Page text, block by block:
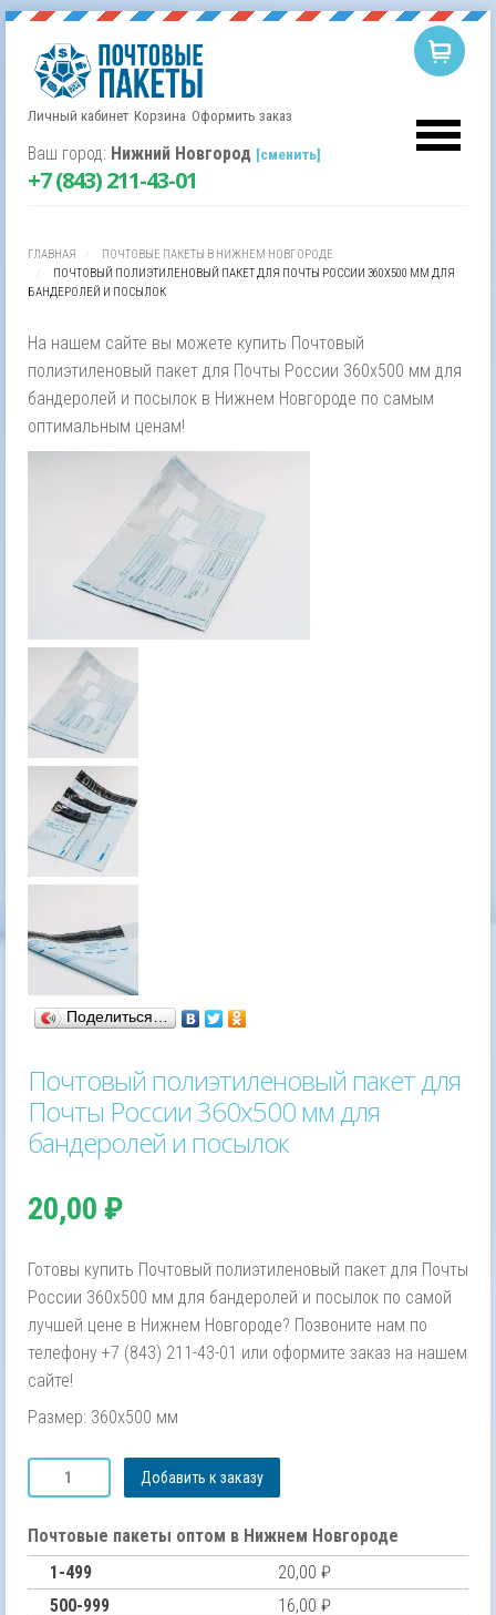
Личный кабинет Корзина Оформить заказ
Ваш город: Нижний Новгород [сменить]
+7 (843) 211-43-01
ГЛАВНАЯ
ПОЧТОВЫЕ ПАКЕТЫ В НИЖНЕМ НОВГОРОДЕ
ПОЧТОВЫЙ ПОЛИЭТИЛЕНОВЫЙ ПАКЕТ ДЛЯ ПОЧТЫ РОССИИ 360Х500 ММ ДЛЯ
БАНДЕРОЛЕЙ И ПОСЫЛОК
На нашем сайте вы можете купить Почтовый
полиэтиленовый пакет для Почты России 360х500 мм для
бандеролей и посылок в Нижнем Новгороде по самым
оптимальным ценам!
Поделиться…
Почтовый полиэтиленовый пакет для
Почты России 360х500 мм для
бандеролей и посылок
20,00 ₽
Готовы купить Почтовый полиэтиленовый пакет для Почты
России 360х500 мм для бандеролей и посылок по самой
лучшей цене в Нижнем Новгороде? Позвоните нам по
телефону +7 (843) 211-43-01 или оформите заказ на нашем
сайте!
Размер: 360х500 мм
Количество
товара
полиэтиленовый
пакет
Почты
Добавить к заказу
Почтовые пакеты оптом в Нижнем Новгороде
1-499
20,00 ₽
500-999
16,00 ₽
Username
Remember Me
Корзина пуста.